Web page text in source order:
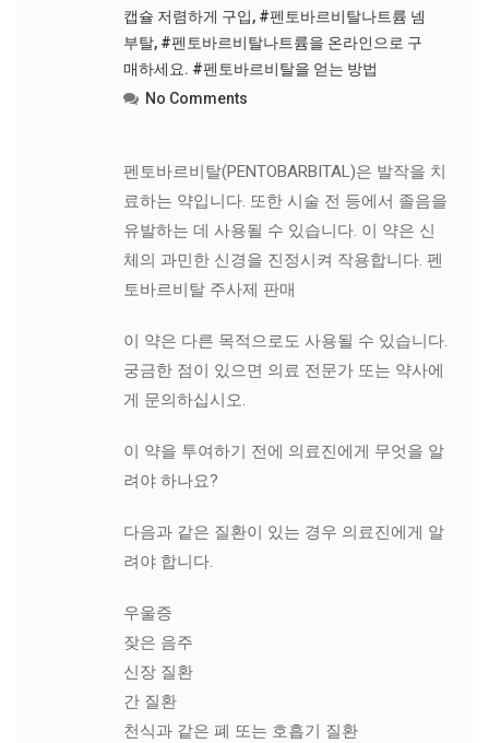
캡슐 저렴하게 구입, #펜토바르비탈나트륨 넴
부탈, #펜토바르비탈나트륨을 온라인으로 구
매하세요. #펜토바르비탈을 얻는 방법
No Comments
펜토바르비탈(PENTOBARBITAL)은 발작을 치
료하는 약입니다. 또한 시술 전 등에서 졸음을
유발하는 데 사용될 수 있습니다. 이 약은 신
체의 과민한 신경을 진정시켜 작용합니다. 펜
토바르비탈 주사제 판매
이 약은 다른 목적으로도 사용될 수 있습니다.
궁금한 점이 있으면 의료 전문가 또는 약사에
게 문의하십시오.
이 약을 투여하기 전에 의료진에게 무엇을 알
려야 하나요?
다음과 같은 질환이 있는 경우 의료진에게 알
려야 합니다.
우울증
잦은 음주
신장 질환
간 질환
천식과 같은 폐 또는 호흡기 질환